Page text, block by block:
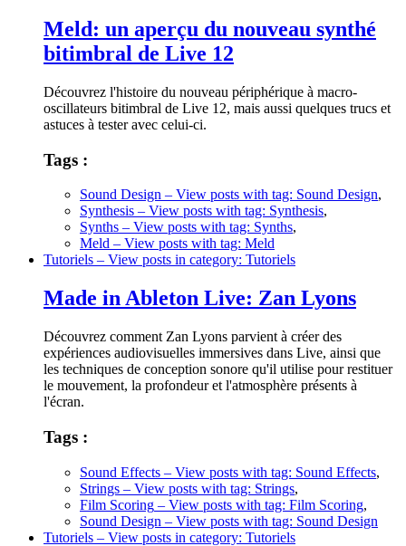
Meld: un aperçu du nouveau synthé
bitimbral de Live 12
Découvrez l'histoire du nouveau périphérique à macro-
oscillateurs bitimbral de Live 12, mais aussi quelques trucs et
astuces à tester avec celui-ci.
Tags :
Sound Design – View posts with tag: Sound Design,
Synthesis – View posts with tag: Synthesis,
Synths – View posts with tag: Synths,
Meld – View posts with tag: Meld
Tutoriels – View posts in category: Tutoriels
Made in Ableton Live: Zan Lyons
Découvrez comment Zan Lyons parvient à créer des
expériences audiovisuelles immersives dans Live, ainsi que
les techniques de conception sonore qu'il utilise pour restituer
le mouvement, la profondeur et l'atmosphère présents à
l'écran.
Tags :
Sound Effects – View posts with tag: Sound Effects,
Strings – View posts with tag: Strings,
Film Scoring – View posts with tag: Film Scoring,
Sound Design – View posts with tag: Sound Design
Tutoriels – View posts in category: Tutoriels